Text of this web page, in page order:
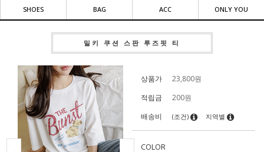
SHOES BAG ACC ONLY YOU
밀키 쿠션 스판 루즈핏 티
상품가 23,800원
적립금
200원
배송비
(조건) 지역별
COLOR